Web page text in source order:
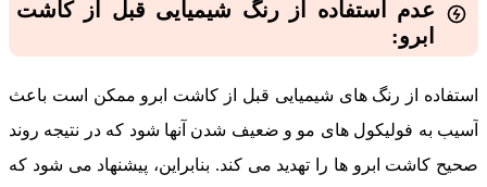
عدم استفاده از رنگ شیمیایی قبل از کاشت
ابرو:
استفاده از رنگ‌ های شیمیایی قبل از کاشت ابرو ممکن است باعث
آسیب به فولیکول‌ های مو و ضعیف شدن آنها شود که در نتیجه روند
صحیح کاشت ابرو ها را تهدید می ‌کند. بنابراین، پیشنهاد می ‌شود که